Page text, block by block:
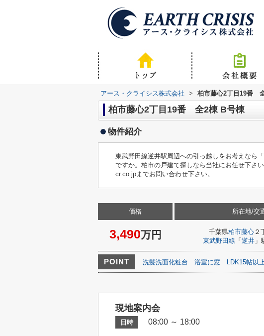
アース・クライシス株式会社 > 柏市藤心2丁目19番
柏市藤心2丁目19番 全2棟 B号棟
物件紹介
東武野田線逆井駅周辺への引っ越しをお考えなら
ですか。柏市の戸建て探しなら当社にお任せ下さ
cr.co.jpまでお問い合わせ下さい。
価格
3,490万円
所在地/交
千葉県柏市藤心 ２
東武野田線 「 逆井」
POINT 洗髪洗面化粧台 浴室に窓 LDK15帖以
現地案内会
日時 08:00 ～ 18:00